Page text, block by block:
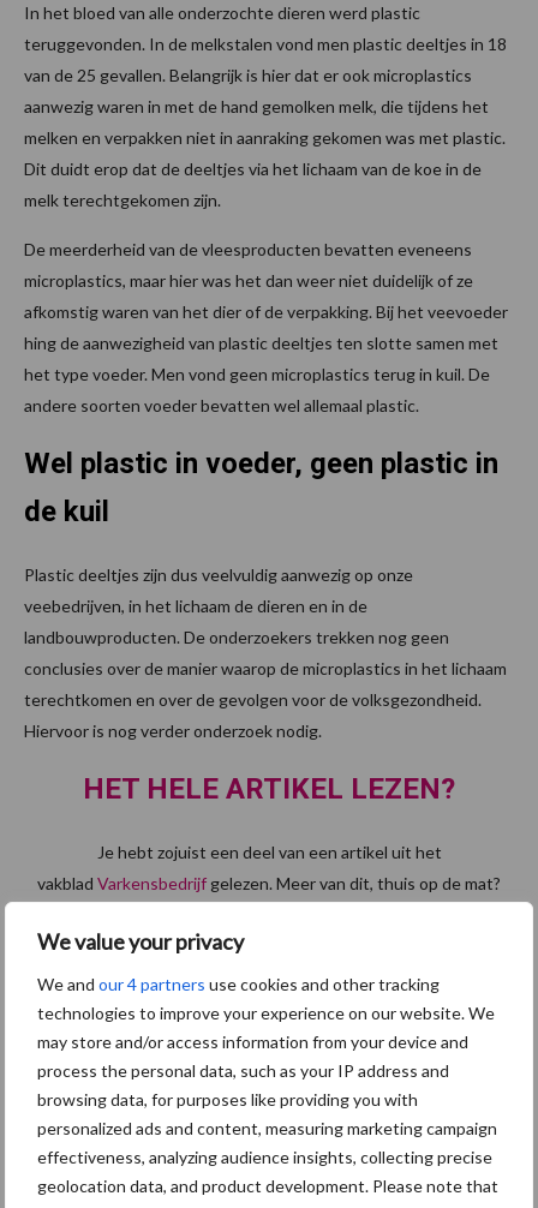
We value your privacy
We and our 4 partners use cookies and other tracking
technologies to improve your experience on our website. We
may store and/or access information from your device and
process the personal data, such as your IP address and
browsing data, for purposes like providing you with
personalized ads and content, measuring marketing campaign
effectiveness, analyzing audience insights, collecting precise
geolocation data, and product development. Please note that
In het bloed van alle onderzochte dieren werd plastic
teruggevonden. In de melkstalen vond men plastic deeltjes in 18
van de 25 gevallen. Belangrijk is hier dat er ook microplastics
aanwezig waren in met de hand gemolken melk, die tijdens het
melken en verpakken niet in aanraking gekomen was met plastic.
Dit duidt erop dat de deeltjes via het lichaam van de koe in de
melk terechtgekomen zijn.
De meerderheid van de vleesproducten bevatten eveneens
microplastics, maar hier was het dan weer niet duidelijk of ze
afkomstig waren van het dier of de verpakking. Bij het veevoeder
hing de aanwezigheid van plastic deeltjes ten slotte samen met
het type voeder. Men vond geen microplastics terug in kuil. De
andere soorten voeder bevatten wel allemaal plastic.
Wel plastic in voeder, geen plastic in
de kuil
Plastic deeltjes zijn dus veelvuldig aanwezig op onze
veebedrijven, in het lichaam de dieren en in de
landbouwproducten. De onderzoekers trekken nog geen
conclusies over de manier waarop de microplastics in het lichaam
terechtkomen en over de gevolgen voor de volksgezondheid.
Hiervoor is nog verder onderzoek nodig.
HET HELE ARTIKEL LEZEN?
Je hebt zojuist een deel van een artikel uit het
vakblad Varkensbedrijf gelezen. Meer van dit, thuis op de mat?
Abonneren op Varkensbedrijf
Themapagina's
Maak uw keuze: